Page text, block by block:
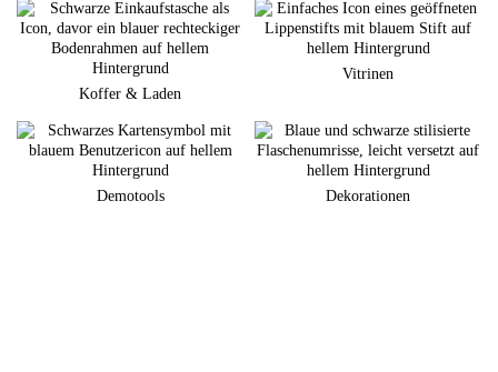
Koffer & Laden
Vitrinen
Demotools Dekorationen